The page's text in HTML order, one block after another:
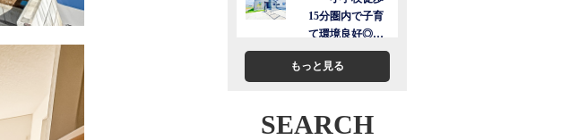
もっと見る
SEARCH